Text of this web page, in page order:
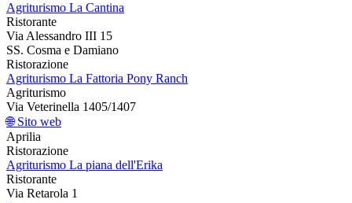
Agriturismo La Cantina
Ristorante
Via Alessandro III 15
SS. Cosma e Damiano
Ristorazione
Agriturismo La Fattoria Pony Ranch
Agriturismo
Via Veterinella 1405/1407
🌐 Sito web
Aprilia
Ristorazione
Agriturismo La piana dell'Erika
Ristorante
Via Retarola 1